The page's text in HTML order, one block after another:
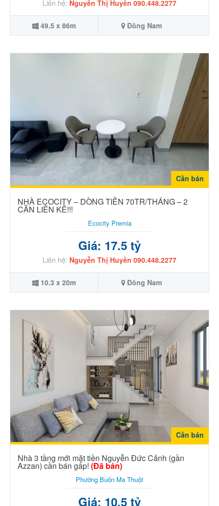
Liên hệ: Nguyễn Thị Huyền 090.448.2277
49.5 x 86m Đông Nam
Cần bán
NHÀ ECOCITY – DÒNG TIỀN 70TR/THÁNG – 2
CĂN LIỀN KỀ!!!
Ecocity Premia
Giá: 17.5 tỷ
Liên hệ: Nguyễn Thị Huyền 090.448.2277
10.3 x 20m Đông Nam
Cần bán
Nhà 3 tầng mới mặt tiền Nguyễn Đức Cảnh (gần
Azzan) cần bán gấp! (Đã bán)
Phường Buôn Ma Thuột
Giá: 10.5 tỷ